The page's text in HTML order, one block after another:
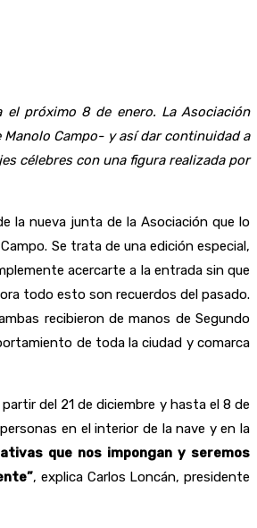
próximo 8 de enero. La Asociación
Campo- y así dar continuidad a
célebres con una figura realizada por
la nueva junta de la Asociación que lo
Se trata de una edición especial,
acercarte a la entrada sin que
todo esto son recuerdos del pasado.
recibieron de manos de Segundo
de toda la ciudad y comarca
del 21 de diciembre y hasta el 8 de
en el interior de la nave y en la
que nos impongan y seremos
, explica Carlos Loncán, presidente